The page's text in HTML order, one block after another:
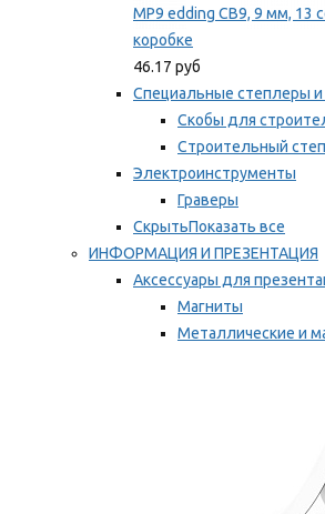
MP9 edding CB9, 9 мм, 13
коробке
46.17 руб
Специальные степлеры и
Скобы для
Строительный
Электроинструменты
Граверы
СкрытьПоказать все
ИНФОРМАЦИЯ И ПРЕЗЕНТАЦИЯ
Аксессуары для
Магниты
Металлические и